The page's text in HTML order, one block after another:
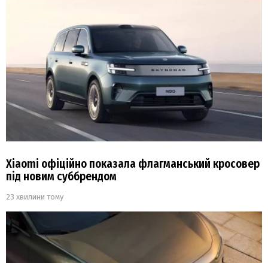
Xiaomi офіційно показала флагманський кросовер
під новим суббрендом
23 хвилини тому